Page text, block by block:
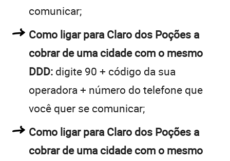
comunicar;
Como ligar para Claro dos Poções a
cobrar de uma cidade com o mesmo
DDD: digite 90 + código da sua
operadora + número do telefone que
você quer se comunicar;
Como ligar para Claro dos Poções a
cobrar de uma cidade com o mesmo